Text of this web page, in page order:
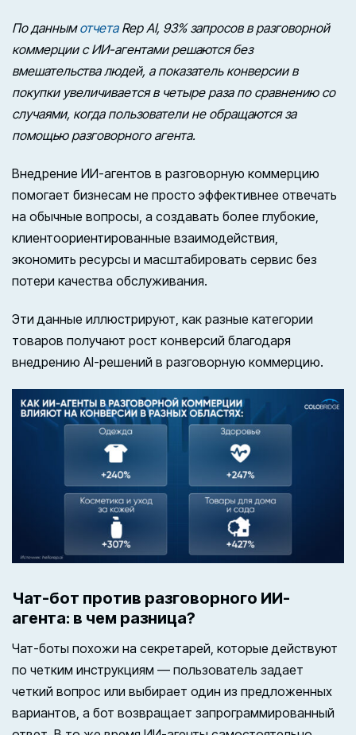
По даннымотчетаRep AI, 93% запросов в разговорной
коммерции с ИИ-агентами решаются без
вмешательства людей, а показатель конверсии в
покупки увеличивается в четыре раза по сравнению со
случаями, когда пользователи не обращаются за
помощью разговорного агента.
Внедрение ИИ-агентов в разговорную коммерцию
помогает бизнесам не просто эффективнее отвечать
на обычные вопросы, а создавать более глубокие,
клиентоориентированные взаимодействия,
экономить ресурсы и масштабировать сервис без
потери качества обслуживания.
Эти данные иллюстрируют, как разные категории
товаров получают рост конверсий благодаря
внедрению AI-решений в разговорную коммерцию.
Чат-бот против разговорного ИИ-
агента: в чем разница?
Чат-боты похожи на секретарей, которые действуют
по четким инструкциям — пользователь задает
четкий вопрос или выбирает один из предложенных
вариантов, а бот возвращает запрограммированный